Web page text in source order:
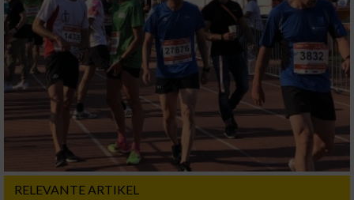
RELEVANTE ARTIKEL
von Inhalten
IAB-Besonderheiten:
Verwendung genauer Standortdaten
Geräte anhand von aktiv angeforderten
Informationen identifizieren
Nicht-IAB-Verarbeitungszwecke:
Notwendig